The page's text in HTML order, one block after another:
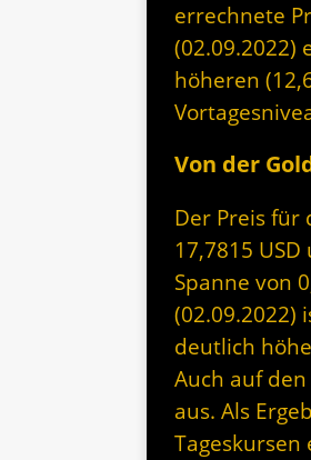
errechnete
(02.09.2022)
höheren
Von der
Der Preis für
17,7815
Spanne von
(02.09.2022)
deutlich
Auch auf
aus. Als
Tageskursen